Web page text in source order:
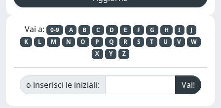
Vai a: 0-9 A B C D E F G H I
J
K
L M N O P Q R S T U V
W
X
Y Z
o inserisci le iniziali: